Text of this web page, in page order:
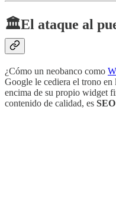
🏛️El ataque al
¿Cómo un neobanco como
Google le cediera el trono en
encima de su propio widget
contenido de calidad, es